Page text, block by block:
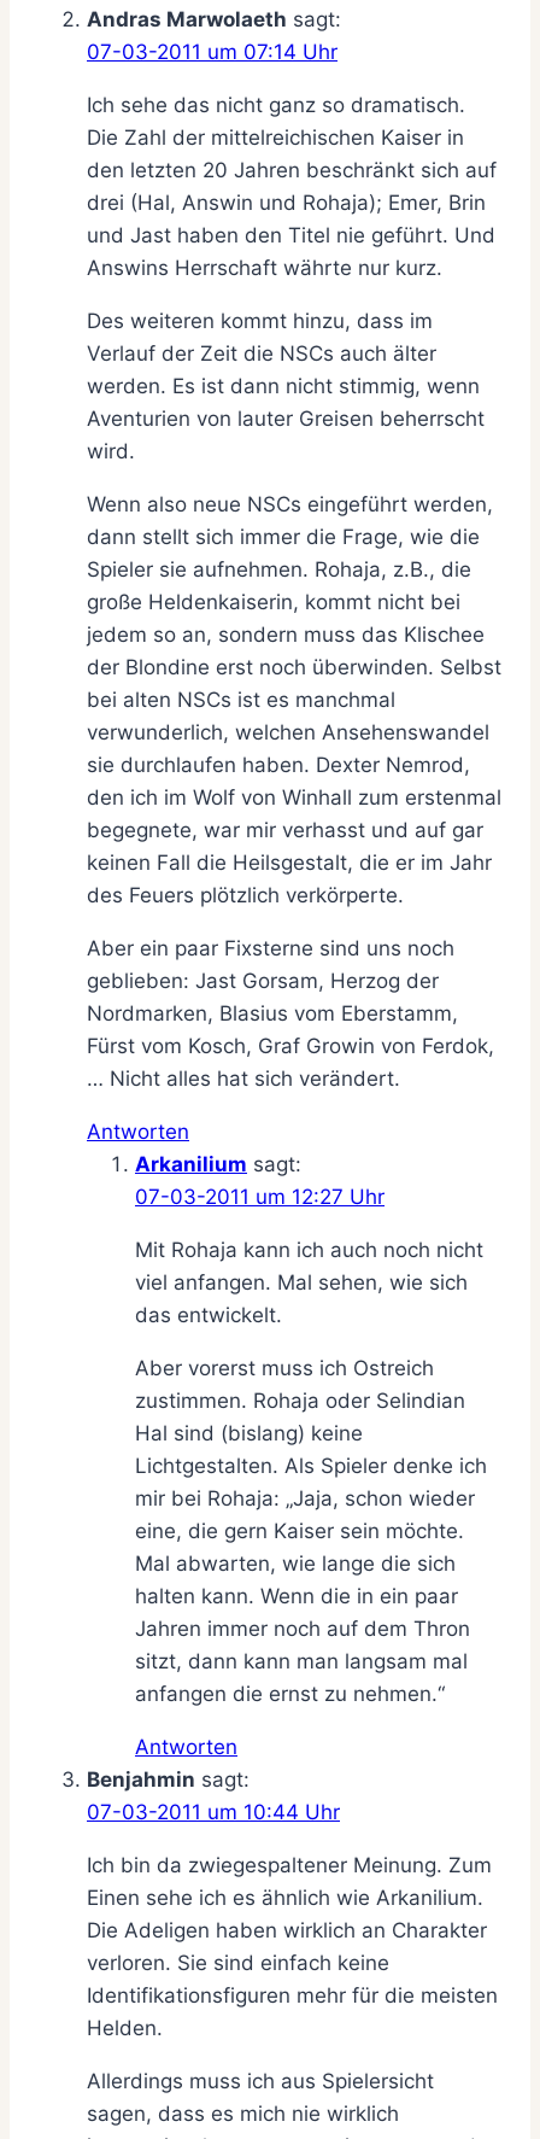
Andras Marwolaeth sagt:
07-03-2011 um 07:14 Uhr
Ich sehe das nicht ganz so dramatisch.
Die Zahl der mittelreichischen Kaiser in
den letzten 20 Jahren beschränkt sich auf
drei (Hal, Answin und Rohaja); Emer, Brin
und Jast haben den Titel nie geführt. Und
Answins Herrschaft währte nur kurz.
Des weiteren kommt hinzu, dass im
Verlauf der Zeit die NSCs auch älter
werden. Es ist dann nicht stimmig, wenn
Aventurien von lauter Greisen beherrscht
wird.
Wenn also neue NSCs eingeführt werden,
dann stellt sich immer die Frage, wie die
Spieler sie aufnehmen. Rohaja, z.B., die
große Heldenkaiserin, kommt nicht bei
jedem so an, sondern muss das Klischee
der Blondine erst noch überwinden. Selbst
bei alten NSCs ist es manchmal
verwunderlich, welchen Ansehenswandel
sie durchlaufen haben. Dexter Nemrod,
den ich im Wolf von Winhall zum erstenmal
begegnete, war mir verhasst und auf gar
keinen Fall die Heilsgestalt, die er im Jahr
des Feuers plötzlich verkörperte.
Aber ein paar Fixsterne sind uns noch
geblieben: Jast Gorsam, Herzog der
Nordmarken, Blasius vom Eberstamm,
Fürst vom Kosch, Graf Growin von Ferdok,
… Nicht alles hat sich verändert.
Antworten
Arkanilium sagt:
07-03-2011 um 12:27 Uhr
Mit Rohaja kann ich auch noch nicht
viel anfangen. Mal sehen, wie sich
das entwickelt.
Aber vorerst muss ich Ostreich
zustimmen. Rohaja oder Selindian
Hal sind (bislang) keine
Lichtgestalten. Als Spieler denke ich
mir bei Rohaja: „Jaja, schon wieder
eine, die gern Kaiser sein möchte.
Mal abwarten, wie lange die sich
halten kann. Wenn die in ein paar
Jahren immer noch auf dem Thron
sitzt, dann kann man langsam mal
anfangen die ernst zu nehmen.“
Antworten
Benjahmin sagt:
07-03-2011 um 10:44 Uhr
Ich bin da zwiegespaltener Meinung. Zum
Einen sehe ich es ähnlich wie Arkanilium.
Die Adeligen haben wirklich an Charakter
verloren. Sie sind einfach keine
Identifikationsfiguren mehr für die meisten
Helden.
Allerdings muss ich aus Spielersicht
sagen, dass es mich nie wirklich